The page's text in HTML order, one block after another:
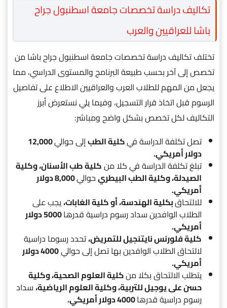
تكاليف دراسة تخصصات جامعة اسطنبول جراح
باشا للعراقيين والعرب
تختلف تكاليف دراسة تخصصات جامعة اسطنبول جراح باشا من
تخصص إلى آخر بحسب طبيعة البرنامج والمستوى الدراسي، مما
يجعل من المهم للطلاب العرب والعراقيين الاطلاع على تفاصيل
الرسوم قبل اتخاذ قرار التسجيل، وفيما يلي نستعرض أبرز
التكاليف لكل تخصص بشكل واضح ومباشر:
تصل تكلفة الدراسة فيكلية الطبإلى حوالي12,000
دولار أمريكي.
تبلغ تكلفة الدراسة في كلا منكلية طب الأسنان، وكلية
الصيدلة، وكلية الطب البيطريحوالي
8,000 دولار
أمريكي.
للالتحاقبكلية الهندسة، أو كلية الغابات،يجب على
الطلاب الوافدين سداد رسوم دراسية قدرها
5000 دولار
أمريكي.
كلية فلورنس نايتنجيل للتمريض،تحدد رسوما دراسية
لالتحاق الطلاب الوافدين بها تصل إلى حوالي
4000 دولار
أمريكي.
يتطلب الالتحاق بكلا منكلية العلوم الصحية، وكلية
حسن على يوجيل للتربية، وكلية العلوم الرياضية،سداد
رسوم دراسية قدرها